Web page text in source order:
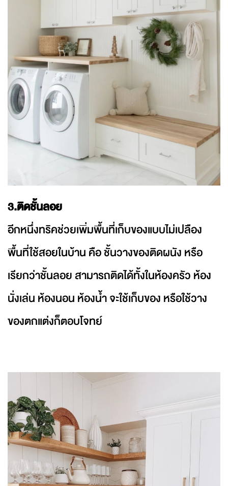
3.ติดชั้นลอย
อีกหนึ่งทริคช่วยเพิ่มพื้นที่เก็บของแบบไม่เปลือง
พื้นที่ใช้สอยในบ้าน คือ ชั้นวางของติดผนัง หรือ
เรียกว่าชั้นลอย สามารถติดได้ทั้งในห้องครัว ห้อง
นั่งเล่น ห้องนอน ห้องน้ำ จะใช้เก็บของ หรือใช้วาง
ของตกแต่งก็ตอบโจทย์